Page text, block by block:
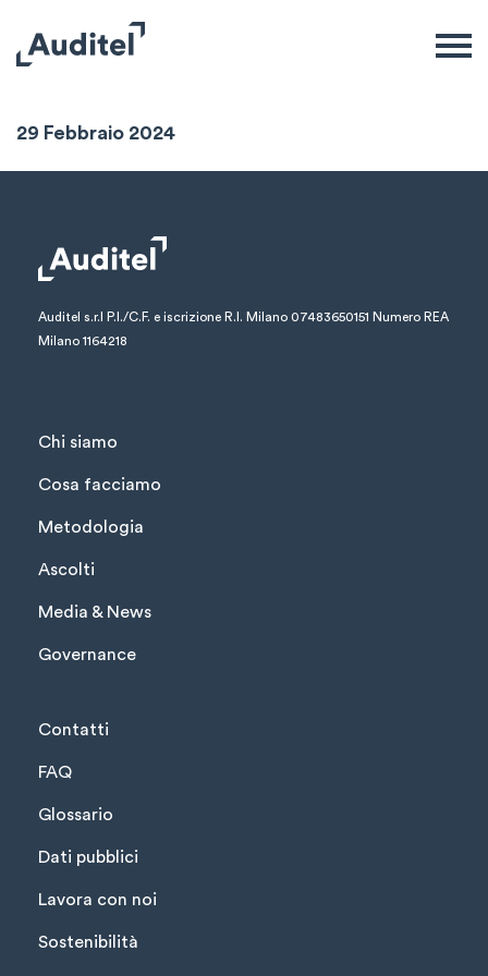
Sintesi Mensile
29 Febbraio 2024
Auditel s.r.l P.I./C.F. e iscrizione R.I. Milano 07483650151 Numero REA
Milano 1164218
Chi siamo
Cosa facciamo
Metodologia
Ascolti
Media & News
Governance
Contatti
FAQ
Glossario
Dati pubblici
Lavora con noi
Sostenibilità